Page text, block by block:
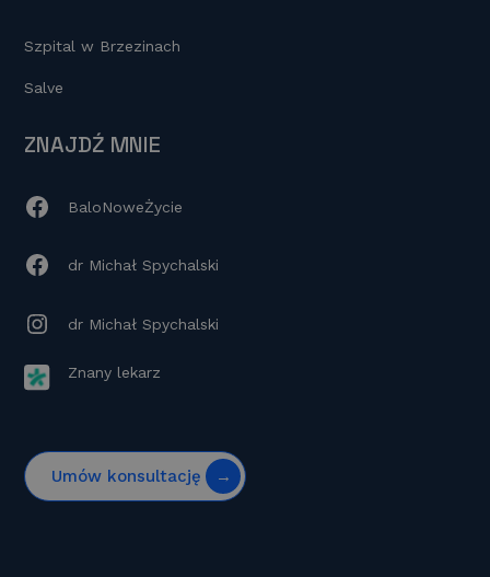
Szpital w Brzezinach
Salve
ZNAJDŹ MNIE
BaloNoweŻycie
dr Michał Spychalski
dr Michał Spychalski
Znany lekarz
Umów konsultację